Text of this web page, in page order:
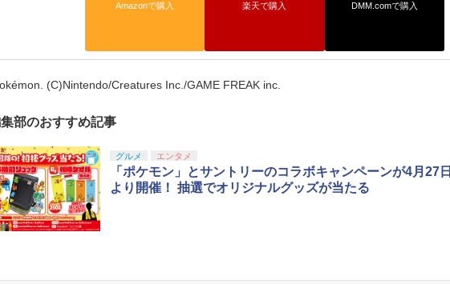
Amazonで購入 楽天で購入 DMM.comで購入
(C)Nintendo/Creatures Inc./GAME FREAK inc.
部のおすすめ記事
グルメ エンタメ
「ポケモン」とサントリーのコラボキャンペーンが4月27日
より開催！ 抽選でオリジナルグッズが当たる